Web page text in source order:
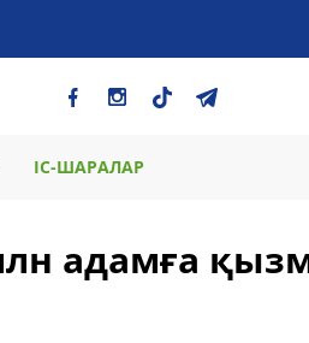
ІС-ШАРАЛАР
адамға